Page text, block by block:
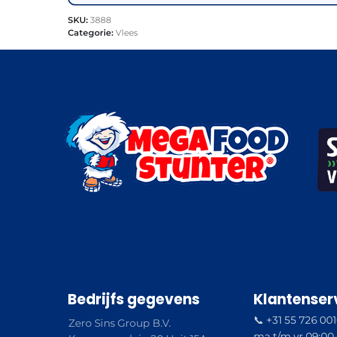
SKU: 3888
Categorie: Vlees
Bedrijfs gegevens
Zero Sins Group B.V.
📞 +31 55 726